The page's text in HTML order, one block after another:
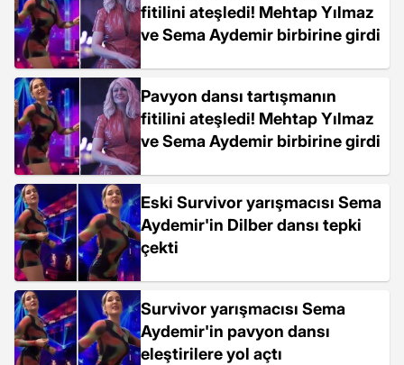
fitilini ateşledi! Mehtap Yılmaz
ve Sema Aydemir birbirine girdi
Pavyon dansı tartışmanın
fitilini ateşledi! Mehtap Yılmaz
ve Sema Aydemir birbirine girdi
Eski Survivor yarışmacısı Sema
Aydemir'in Dilber dansı tepki
çekti
Survivor yarışmacısı Sema
Aydemir'in pavyon dansı
eleştirilere yol açtı